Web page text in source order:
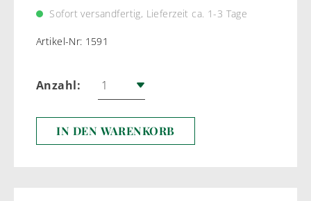
Sofort versandfertig, Lieferzeit ca. 1-3 Tage
Artikel-Nr: 1591
Anzahl:
IN DEN WARENKORB